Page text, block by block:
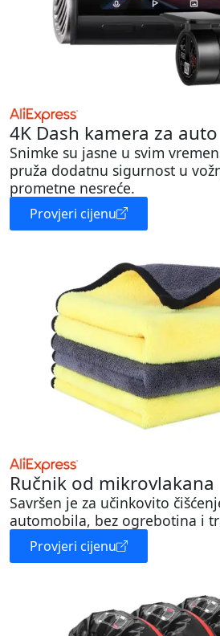
4K Dash kamera za auto
Snimke su jasne u svim
pruža dodatnu sigurnost u
prometne nesreće.
Provjeri cijenu
Ručnik od mikrovlakana
Savršen je za učinkovito
automobila, bez ogrebotina i
Provjeri cijenu